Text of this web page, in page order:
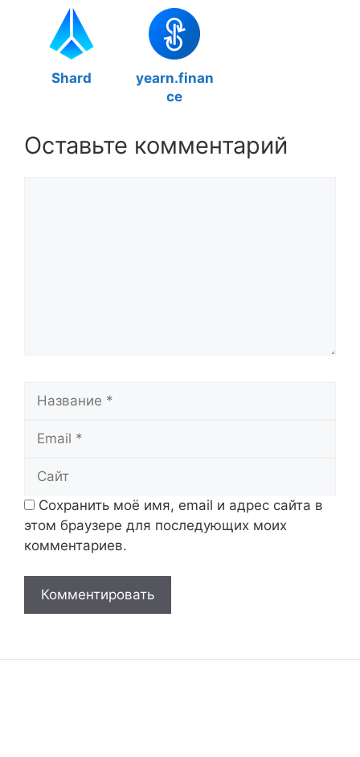
Shard
yearn.finan
ce
Оставьте комментарий
Сохранить моё имя, email и адрес сайта в
этом браузере для последующих моих
комментариев.